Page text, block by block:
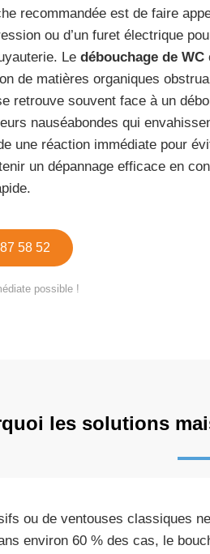
recommandée est de faire
ou d’un furet électrique
Le débouchage de WC
de matières organiques
retrouve souvent face à un
nauséabondes qui
une réaction immédiate pour
un dépannage efficace en
58 52
possible !
les solutions
ou de ventouses classiques
environ 60 % des cas, le